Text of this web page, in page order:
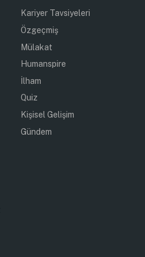
Kariyer Tavsiyeleri
Özgeçmiş
Mülakat
Humanspire
İlham
Quiz
Kişisel Gelişim
Gündem